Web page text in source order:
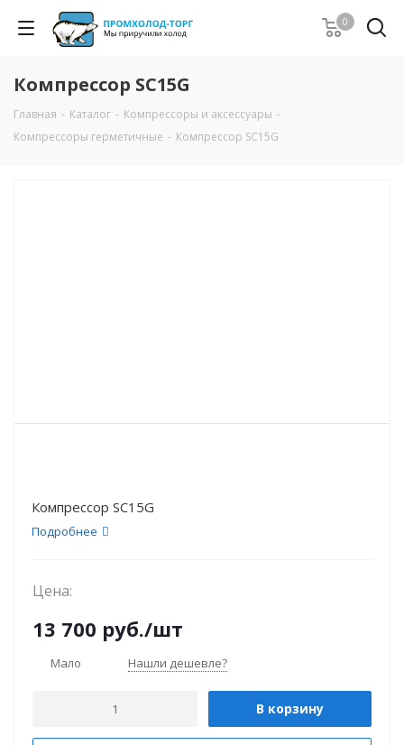
0
Компрессор SC15G
Главная - Каталог - Компрессоры и аксессуары -
Компрессоры герметичные - Компрессор SC15G
Компрессор SC15G
Подробнее
Цена:
13 700 руб./шт
Мало Нашли дешевле?
В корзину